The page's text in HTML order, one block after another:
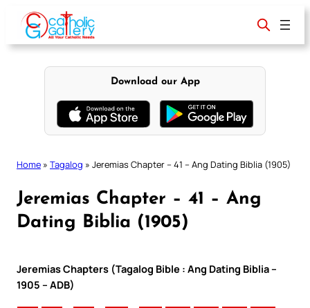
content
Download our App
Home » Tagalog » Jeremias Chapter – 41 – Ang Dating Biblia (1905)
Jeremias Chapter – 41 – Ang
Dating Biblia (1905)
Jeremias Chapters (Tagalog Bible : Ang Dating Biblia –
1905 – ADB)